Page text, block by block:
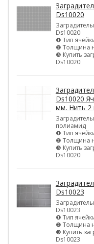
Ds10020
Ds10020
❶ Тип
❷ Толщина
❸ Купить
Ds10020
Ds10020
мм. Нить 2
полиамид
❶ Тип
❷ Толщина
❸ Купить
Ds10020
Ds10023
Ds10023
❶ Тип
❷ Толщина
❸ Купить
Ds10023